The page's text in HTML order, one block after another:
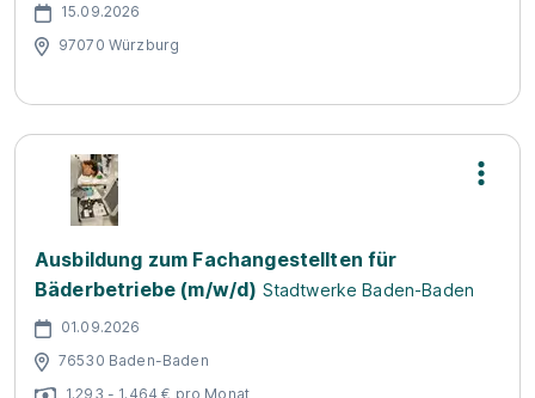
15.09.2026
97070 Würzburg
Ausbildung zum Fachangestellten für
Bäderbetriebe (m/w/d) Stadtwerke Baden-Baden
01.09.2026
76530 Baden-Baden
1.293 - 1.464 € pro Monat